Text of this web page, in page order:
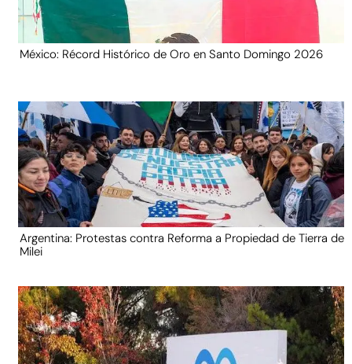
México: Récord Histórico de Oro en Santo Domingo 2026
Argentina: Protestas contra Reforma a Propiedad de Tierra de
Milei